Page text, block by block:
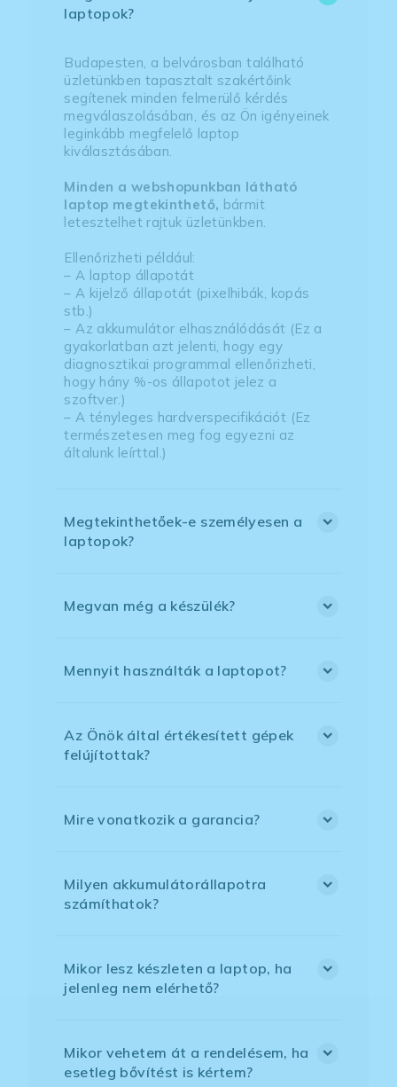
laptopok?
Budapesten, a belvárosban található
üzletünkben tapasztalt szakértőink
segítenek minden felmerülő kérdés
megválaszolásában, és az Ön igényeinek
leginkább megfelelő laptop
kiválasztásában.
Minden a webshopunkban látható
laptop megtekinthető, bármit
letesztelhet rajtuk üzletünkben.
Ellenőrizheti például:
– A laptop állapotát
– A kijelző állapotát (pixelhibák, kopás
stb.)
– Az akkumulátor elhasználódását (Ez a
gyakorlatban azt jelenti, hogy egy
diagnosztikai programmal ellenőrizheti,
hogy hány %-os állapotot jelez a
szoftver.)
– A tényleges hardverspecifikációt (Ez
természetesen meg fog egyezni az
általunk leírttal.)
Megtekinthetőek-e személyesen a
laptopok?
Megvan még a készülék?
Mennyit használták a laptopot?
Az Önök által értékesített gépek
felújítottak?
Mire vonatkozik a garancia?
Milyen akkumulátorállapotra
számíthatok?
Mikor lesz készleten a laptop, ha
jelenleg nem elérhető?
Mikor vehetem át a rendelésem, ha
esetleg bővítést is kértem?